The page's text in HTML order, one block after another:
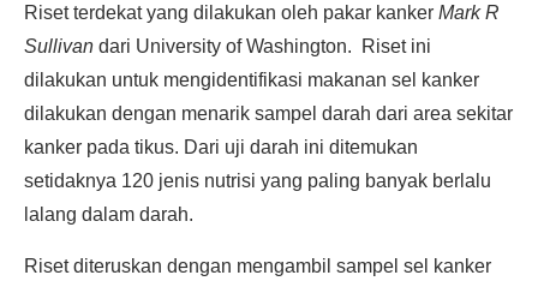
Riset terdekat yang dilakukan oleh pakar kanker Mark R
Sullivan dari University of Washington. Riset ini
dilakukan untuk mengidentifikasi makanan sel kanker
dilakukan dengan menarik sampel darah dari area sekitar
kanker pada tikus. Dari uji darah ini ditemukan
setidaknya 120 jenis nutrisi yang paling banyak berlalu
lalang dalam darah.
Riset diteruskan dengan mengambil sampel sel kanker